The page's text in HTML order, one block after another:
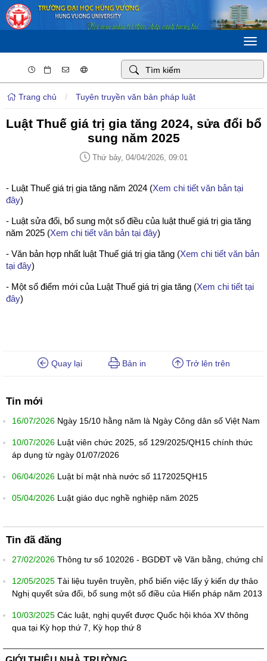
Trang chủ / Tuyên truyền văn bản pháp luật
Luật Thuế giá trị gia tăng 2024, sửa đổi bổ
sung năm 2025
Thứ bảy, 04/04/2026, 09:01
- Luật Thuế giá trị gia tăng năm 2024 (Xem chi tiết văn bản tại
đây)
- Luật sửa đổi, bổ sung một số điều của luật thuế giá trị gia tăng
năm 2025 (Xem chi tiết văn bản tại đây)
- Văn bản hợp nhất luật Thuế giá trị gia tăng (Xem chi tiết văn bản
tại đây)
- Một số điểm mới của Luật Thuế giá trị gia tăng (Xem chi tiết tại
đây)
Quay lại Bản in Trở lên trên
Tin mới
16/07/2026 Ngày 15/10 hằng năm là Ngày Công dân số Việt Nam
10/07/2026 Luật viên chức 2025, số 129/2025/QH15 chính thức
áp dụng từ ngày 01/07/2026
06/04/2026 Luật bí mật nhà nước số 1172025QH15
05/04/2026 Luật giáo dục nghề nghiệp năm 2025
Tin đã đăng
27/02/2026 Thông tư số 102026 - BGDĐT về Văn bằng, chứng chỉ
12/05/2025 Tài liệu tuyên truyền, phổ biến việc lấy ý kiến dự thảo
Nghị quyết sửa đổi, bổ sung một số điều của Hiến pháp năm 2013
10/03/2025 Các luật, nghị quyết được Quốc hội khóa XV thông
qua tại Kỳ họp thứ 7, Kỳ họp thứ 8